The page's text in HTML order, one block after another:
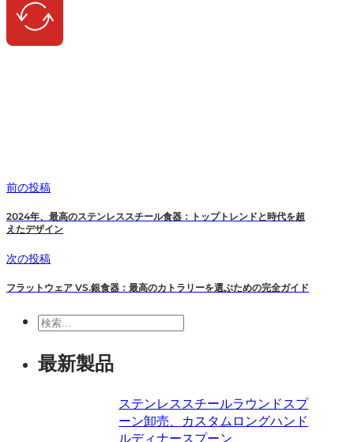
前の投稿
2024年、最高のステンレススチール食器：トップトレンドと時代を超
えたデザイン
次の投稿
フラットウェア VS.銀食器：最高のカトラリーを選ぶための完全ガイド
検
最新製品
ステンレススチールラウンドスプ
ーン卸売、カスタムロングハンド
ルディナースプーン